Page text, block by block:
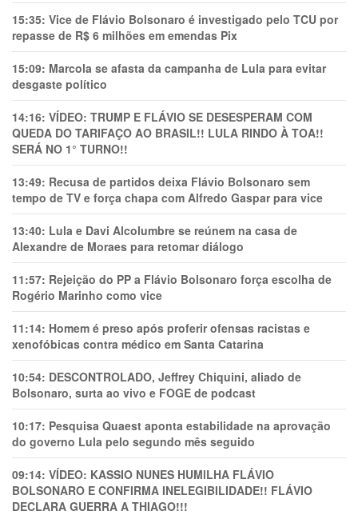
15:35: Vice de Flávio Bolsonaro é investigado pelo TCU por
repasse de R$ 6 milhões em emendas Pix
15:09: Marcola se afasta da campanha de Lula para evitar
desgaste político
14:16: VÍDEO: TRUMP E FLÁVIO SE DESESPERAM COM
QUEDA DO TARIFAÇO AO BRASIL!! LULA RINDO À TOA!!
SERÁ NO 1° TURNO!!
13:49: Recusa de partidos deixa Flávio Bolsonaro sem
tempo de TV e força chapa com Alfredo Gaspar para vice
13:40: Lula e Davi Alcolumbre se reúnem na casa de
Alexandre de Moraes para retomar diálogo
11:57: Rejeição do PP a Flávio Bolsonaro força escolha de
Rogério Marinho como vice
11:14: Homem é preso após proferir ofensas racistas e
xenofóbicas contra médico em Santa Catarina
10:54: DESCONTROLADO, Jeffrey Chiquini, aliado de
Bolsonaro, surta ao vivo e FOGE de podcast
10:17: Pesquisa Quaest aponta estabilidade na aprovação
do governo Lula pelo segundo mês seguido
09:14: VÍDEO: KASSIO NUNES HUMlLHA FLÁVIO
BOLSONARO E CONFIRMA INELEGIBILIDADE!! FLÁVIO
DECLARA GUERRA A THIAGO!!!